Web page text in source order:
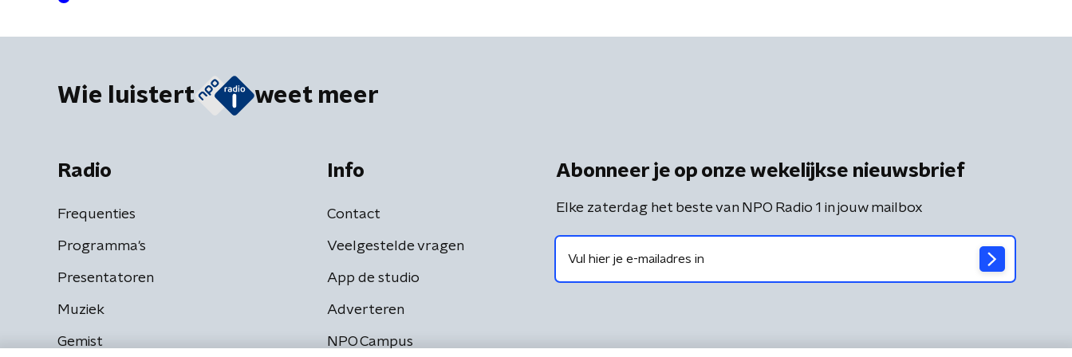
Wie luistert weet meer
Radio
Frequenties
Programma's
Presentatoren
Muziek
Gemist
Info
Contact
Veelgestelde vragen
App de studio
Adverteren
NPO Campus
Abonneer je op onze wekelijkse nieuwsbrief
Elke zaterdag het beste van NPO Radio 1 in jouw mailbox